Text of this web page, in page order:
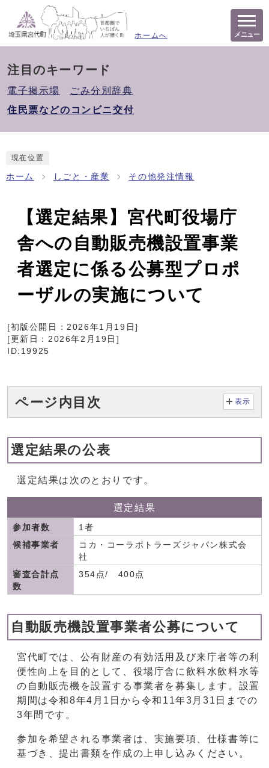
ホームへ メニュー
注目のキーワード
電子掲示場
ごみ分別辞典
住民票などのコンビニ交付
現在位置
ホーム しごと・産業 その他発注情報
【選定結果】宮代町役場庁
舎への自動販売機設置事業
者選定に係る公募型プロポ
ーザルの実施について
[初版公開日：2026年1月19日]
[更新日： 2026年2月19日 ]
ID:19925
ページ内目次 表示
選定結果の公表
選定結果は次のとおりです。
選定結果
参加者数
1者
候補事業者
コカ・コーラボトラーズジャパン株式会
社
審査合計点
数
354点/ 400点
自動販売機設置事業者公募について
宮代町では、公有財産の有効活用及び来庁者等の利
便性向上を目的として、役場庁舎に飲料水飲料水等
の自動販売機を設置する事業者を募集します。設置
期間は令和8年4月1日から令和11年3月31日までの
3年間です。
参加を希望される事業者は、実施要項、仕様書等に
基づき、提出書類を作成の上申し込みください。